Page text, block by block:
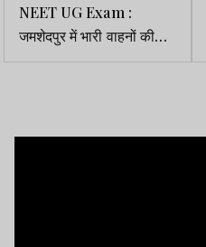
NEET UG Exam :
जमशेदपुर में भारी वाहनों की
नो-एंट्री, प्रशासन ने जारी की